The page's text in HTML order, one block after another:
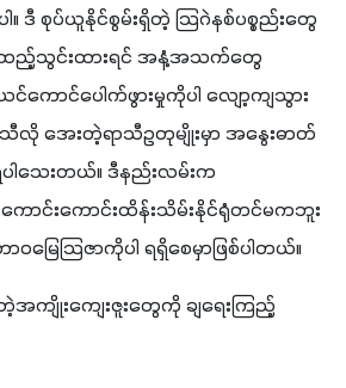
ဒီ စုပ်ယူနိုင်စွမ်းရှိတဲ့ သြဂဲနစ်ပစ္စည်းတွေ
ထည့်သွင်းထားရင် အနံ့အသက်တွေ
ောင်ပေါက်ဖွားမှုကိုပါ လျော့ကျသွား
သီလို အေးတဲ့ရာသီဥတုမျိုးမှာ အနွေးဓာတ်
ပါသေးတယ်။ ဒီနည်းလမ်းက
ာင်းကောင်းထိန်းသိမ်းနိုင်ရုံတင်မကဘူး
ြေသြဇာကိုပါ ရရှိစေမှာဖြစ်ပါတယ်။
ကျိုးကျေးဇူးတွေကို ချရေးကြည့်